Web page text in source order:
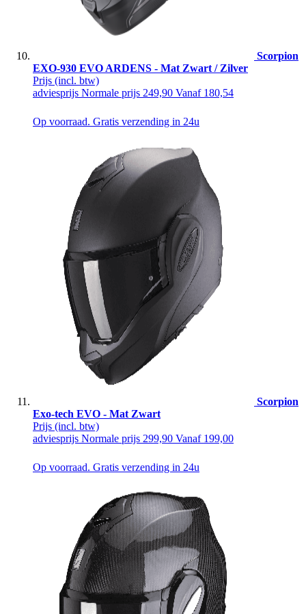
Scorpion
EXO-930 EVO ARDENS - Mat Zwart / Zilver
Prijs (incl. btw)
adviesprijs Normale prijs 249,90 Vanaf 180,54
Op voorraad. Gratis verzending in 24u
Scorpion
Exo-tech EVO - Mat Zwart
Prijs (incl. btw)
adviesprijs Normale prijs 299,90 Vanaf 199,00
Op voorraad. Gratis verzending in 24u